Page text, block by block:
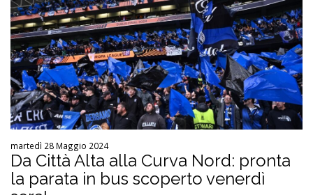
martedì 28 Maggio 2024
Da Città Alta alla Curva Nord: pronta
la parata in bus scoperto venerdì